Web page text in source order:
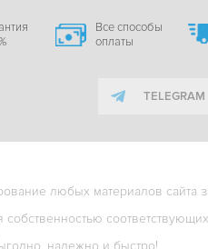
Все способы
оплаты
TELEGRAM
любых материалов сайта
собственностью
надежно и быстро!